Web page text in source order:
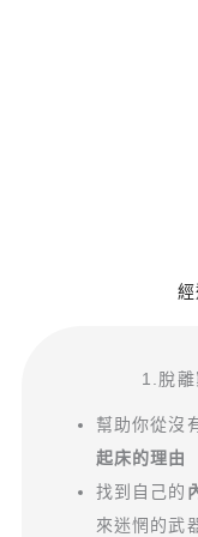
1.脫
幫助你從沒
起床的理由
找到自己的
來迷惘的武